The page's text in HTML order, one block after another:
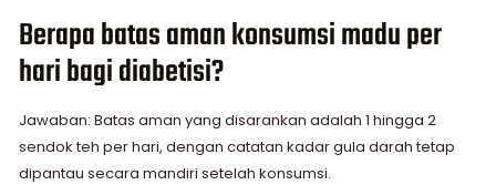
Berapa batas aman konsumsi madu per
hari bagi diabetisi?
Jawaban: Batas aman yang disarankan adalah 1 hingga 2
sendok teh per hari, dengan catatan kadar gula darah tetap
dipantau secara mandiri setelah konsumsi.